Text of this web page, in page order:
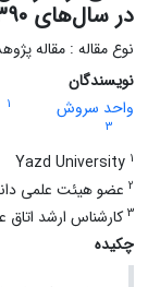
در سال‌های ۱۳۹۰ – ۱۳۹7
نوع مقاله : مقاله
نویسندگان
واحد سروش
1
3
1
2 عضو هیئت علمی
3 کارشناس ارشد
چکیده